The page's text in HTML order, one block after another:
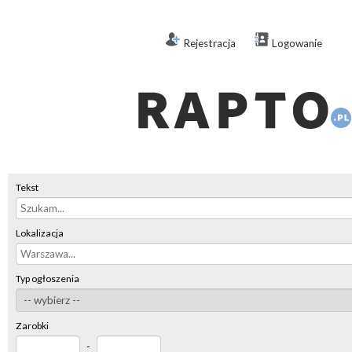
Rejestracja Logowanie
Tekst
Lokalizacja
Typ ogłoszenia
Zarobki
-